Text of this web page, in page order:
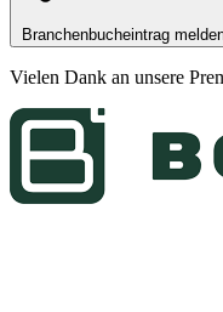
Branchenbucheintrag
Vielen Dank an unsere